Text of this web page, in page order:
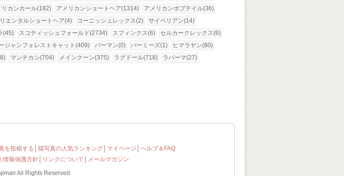
リカンカール(182) アメリカンショートヘア(1314)
アメリカンボブテイル(36)
エンタルショートヘア(4) コーニッシュレックス(2)
サイベリアン(14)
(45) スコティッシュフォールド(2734) スフィンクス(6)
セルカークレックス(6)
ジャンフォレストキャット(409) バーマン(0) バーミーズ(1)
ヒマラヤン(80)
マンチカン(704) メインクーン(375) ラグドール(718)
ラパーマ(27)
を投稿する 猫写真の人気ランキング│ マイページ
ヘルプ＆FAQ
情報保護方針 リンクについて
メールマガジン
All Rights Reserved.